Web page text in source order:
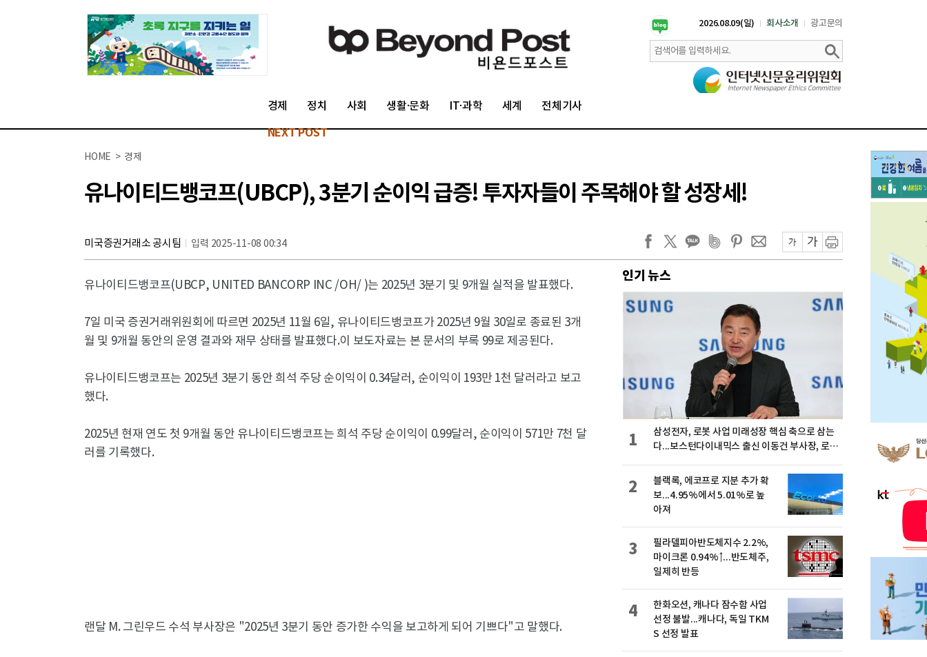
2026.08.09(일) 회사소개 광고문의
경제 정치 사회 생활·문화 IT·과학 세계 전체기사
NEXT POST
HOME > 경제
유나이티드뱅코프(UBCP), 3분기 순이익 급증! 투자자들이 주목해야 할 성장세!
미국증권거래소 공시팀 입력 2025-11-08 00:34
유나이티드뱅코프(UBCP, UNITED BANCORP INC /OH/ )는 2025년 3분기 및 9개월 실적을 발표했다.
7일 미국 증권거래위원회에 따르면 2025년 11월 6일, 유나이티드뱅코프가 2025년 9월 30일로 종료된 3개
월 및 9개월 동안의 운영 결과와 재무 상태를 발표했다.이 보도자료는 본 문서의 부록 99로 제공된다.
유나이티드뱅코프는 2025년 3분기 동안 희석 주당 순이익이 0.34달러, 순이익이 193만 1천 달러라고 보고
했다.
2025년 현재 연도 첫 9개월 동안 유나이티드뱅코프는 희석 주당 순이익이 0.99달러, 순이익이 571만 7천 달
러를 기록했다.
랜달 M. 그린우드 수석 부사장은 "2025년 3분기 동안 증가한 수익을 보고하게 되어 기쁘다"고 말했다.
인기 뉴스
삼성전자, 로봇 사업 미래성장 핵심 축으로 삼는
다...보스턴다이내믹스 출신 이동건 부사장, 로보
1
블랙록, 에코프로 지분 추가 확
보...4.95%에서 5.01%로 높
아져
2
필라델피아반도체지수 2.2%,
마이크론 0.94%↑...반도체주,
일제히 반등
3
한화오션, 캐나다 잠수함 사업
선정 불발...캐나다, 독일 TKM
S 선정 발표
4